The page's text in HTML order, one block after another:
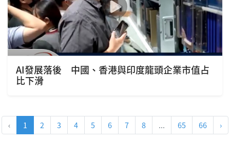
AI發展落後 中國、香港與印度龍頭企業市值占
比下滑
‹ 1 2 3 4 5 6 7 8 ... 65 66 ›